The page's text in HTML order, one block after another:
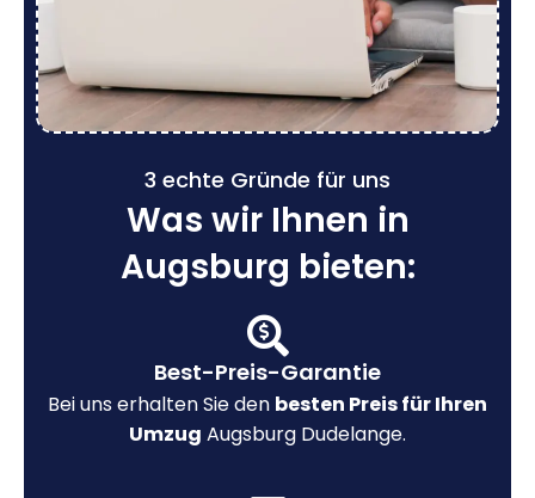
3 echte Gründe für uns
Was wir Ihnen in
Augsburg bieten:
Best-Preis-Garantie
Bei uns erhalten Sie den besten Preis für Ihren
Umzug Augsburg Dudelange.